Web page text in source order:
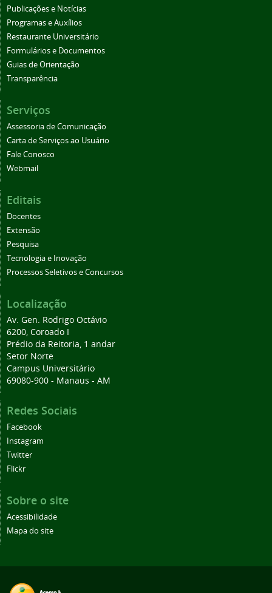
Publicações e Notícias
Programas e Auxílios
Restaurante Universitário
Formulários e Documentos
Guias de Orientação
Transparência
Serviços
Assessoria de Comunicação
Carta de Serviços ao Usuário
Fale Conosco
Webmail
Editais
Docentes
Extensão
Pesquisa
Tecnologia e Inovação
Processos Seletivos e Concursos
Localização
Av. Gen. Rodrigo Octávio
6200, Coroado I
Prédio da Reitoria, 1 andar
Setor Norte
Campus Universitário
69080-900 - Manaus - AM
Redes Sociais
Facebook
Instagram
Twitter
Flickr
Sobre o site
Acessibilidade
Mapa do site